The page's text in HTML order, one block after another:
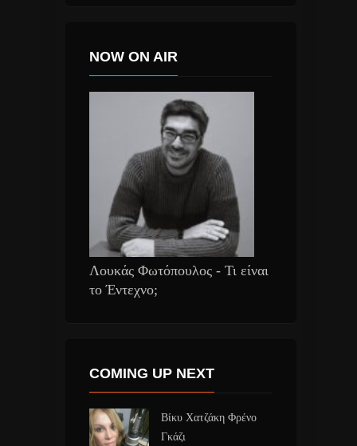
NOW ON AIR
Λουκάς Φωτόπουλος - Τι είναι
το Έντεχνο;
COMING UP NEXT
Βίκυ Χατζάκη Φρένο
Γκάζι